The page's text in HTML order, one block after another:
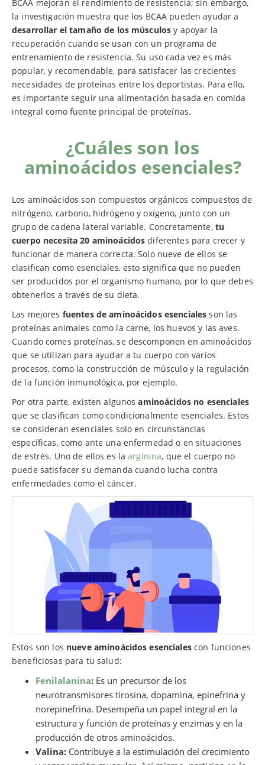
BCAA mejoran el rendimiento de resistencia; sin embargo,
la investigación muestra que los BCAA pueden ayudar a
desarrollar el tamaño de los músculos y apoyar la
recuperación cuando se usan con un programa de
entrenamiento de resistencia. Su uso cada vez es más
popular, y recomendable, para satisfacer las crecientes
necesidades de proteínas entre los deportistas. Para ello,
es importante seguir una alimentación basada en comida
integral como fuente principal de proteínas.
¿Cuáles son los
aminoácidos esenciales?
Los aminoácidos son compuestos orgánicos compuestos de
nitrógeno, carbono, hidrógeno y oxígeno, junto con un
grupo de cadena lateral variable. Concretamente, tu
cuerpo necesita 20 aminoácidos diferentes para crecer y
funcionar de manera correcta. Solo nueve de ellos se
clasifican como esenciales, esto significa que no pueden
ser producidos por el organismo humano, por lo que debes
obtenerlos a través de su dieta.
Las mejores fuentes de aminoácidos esenciales son las
proteínas animales como la carne, los huevos y las aves.
Cuando comes proteínas, se descomponen en aminoácidos
que se utilizan para ayudar a tu cuerpo con varios
procesos, como la construcción de músculo y la regulación
de la función inmunológica, por ejemplo.
Por otra parte, existen algunosaminoácidos no esenciales
que se clasifican como condicionalmente esenciales. Estos
se consideran esenciales solo en circunstancias
específicas, como ante una enfermedad o en situaciones
de estrés. Uno de ellos es laarginina, que el cuerpo no
puede satisfacer su demanda cuando lucha contra
enfermedades como el cáncer.
Estos son los nueve aminoácidos esencialescon funciones
beneficiosas para tu salud:
Fenilalanina: Es un precursor de los
neurotransmisores tirosina, dopamina, epinefrina y
norepinefrina. Desempeña un papel integral en la
estructura y función de proteínas y enzimas y en la
producción de otros aminoácidos.
Valina: Contribuye a la estimulación del crecimiento